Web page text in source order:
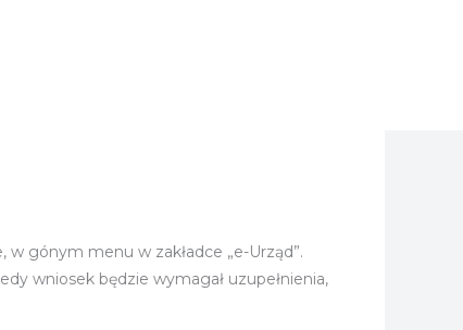
gónym menu w zakładce „e-Urząd”.
wniosek będzie wymagał uzupełnienia,